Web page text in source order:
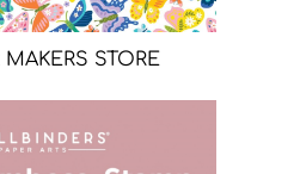
STORE